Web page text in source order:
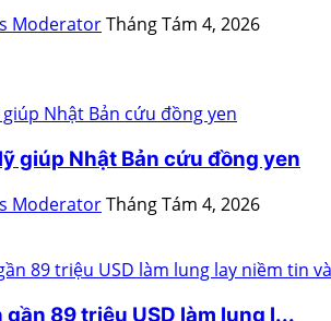
ModeratorTháng Tám 4, 2026
giúp Nhật Bản cứu đồng yen
ModeratorTháng Tám 4, 2026
89 triệu USD làm lung l...